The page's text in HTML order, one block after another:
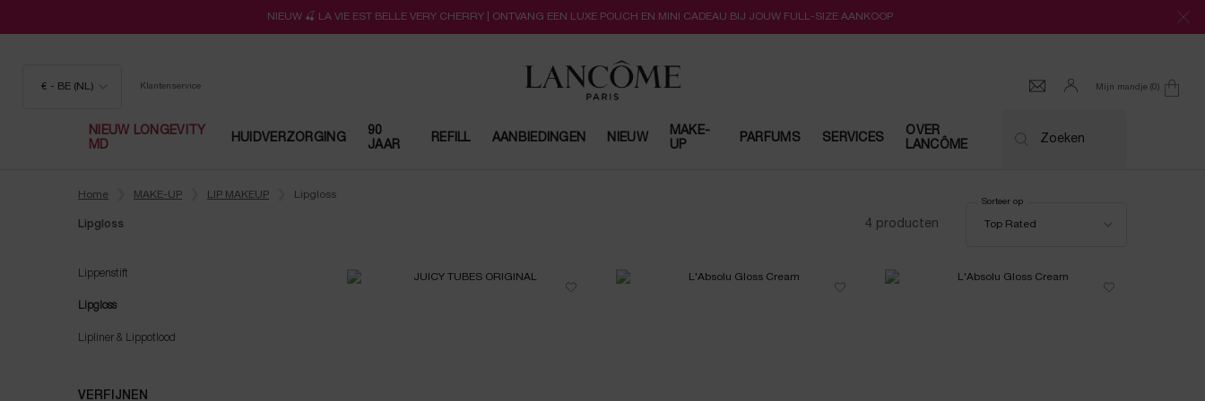
NIEUW 🍒 LA VIE EST BELLE VERY CHERRY | ONTVANG EEN LUXE POUCH EN MINI CADEAU BIJ JOUW FULL-SIZE AANKOOP
€ - BE (NL) Klantenservice Mijn mandje 0
0 product
NIEUW LONGEVITY
MD
HUIDVERZORGING
90
JAAR
REFILL AANBIEDINGEN NIEUW
MAKE-
UP
PARFUMS SERVICES
OVER
LANCÔME
Zoeken
Home
MAKE-UP LIP MAKEUP Lipgloss
Lipgloss 4 producten
Top Rated
Sorteer op
Lippenstift
Lipgloss
Lipliner & Lippotlood
VERFIJNEN